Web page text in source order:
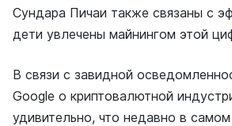
Сундара Пичаи также связаны с
дети увлечены майнингом этой
В связи с завидной
Google о криптовалютной
удивительно, что недавно в